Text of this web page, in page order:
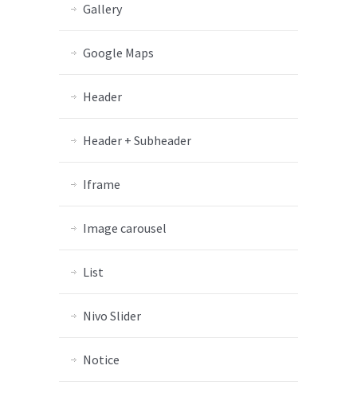
Gallery
Google Maps
Header
Header + Subheader
Iframe
Image carousel
List
Nivo Slider
Notice